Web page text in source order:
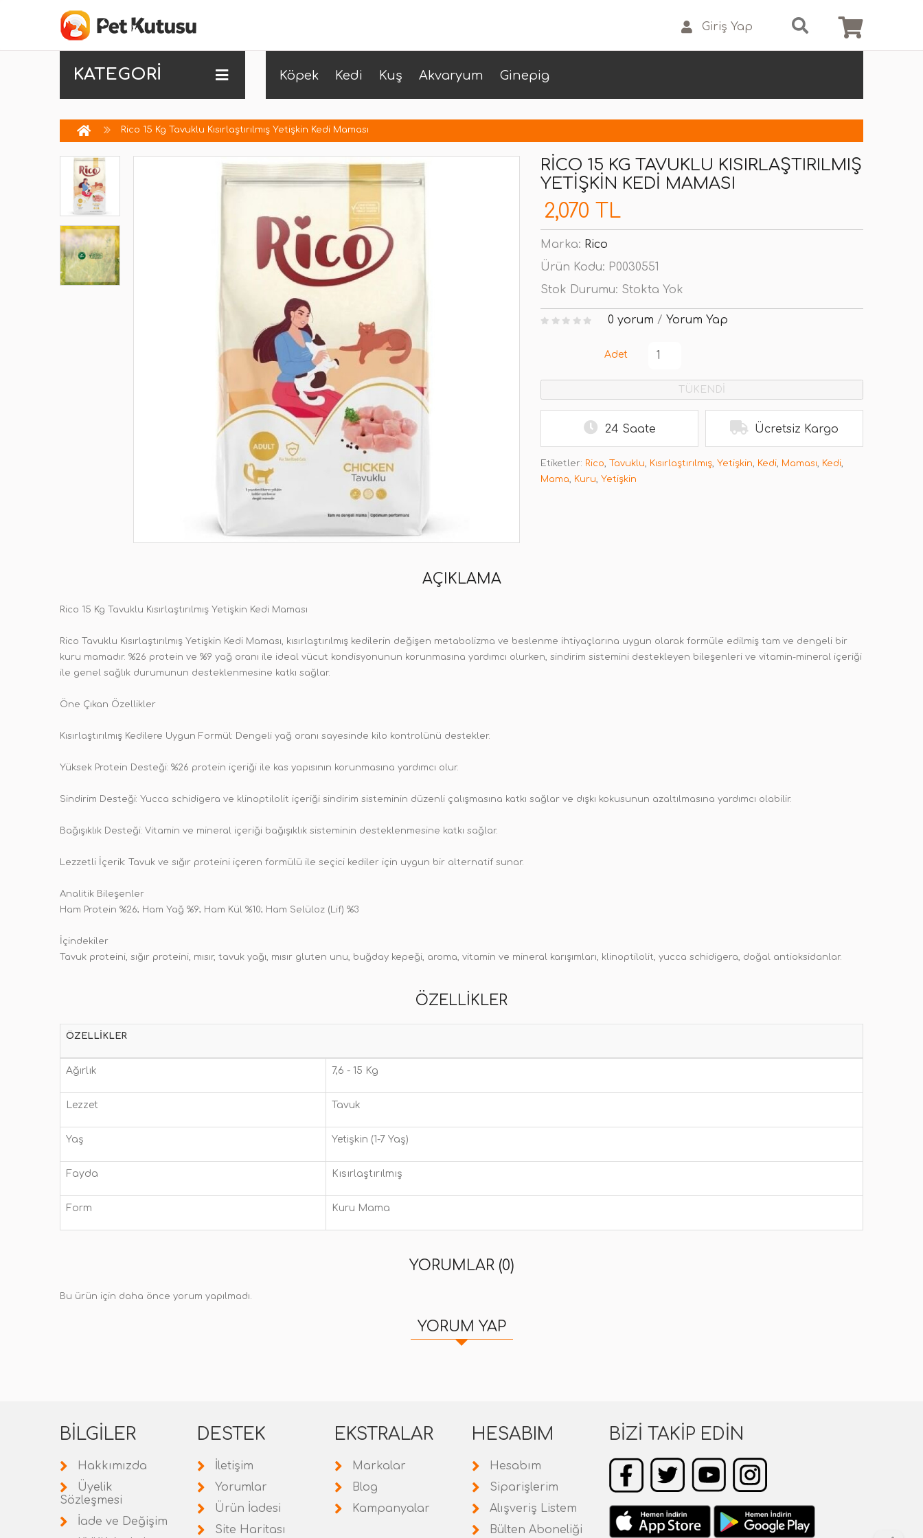
Giriş Yap
KATEGORİ Köpek Kedi Kuş Akvaryum Ginepig
Rico 15 Kg Tavuklu Kısırlaştırılmış Yetişkin Kedi Maması
RICO 15 KG TAVUKLU KISIRLAŞTIRILMIŞ
YETIŞKIN KEDI MAMASI
2,070 TL
Marka: Rico
Ürün Kodu: P0030551
Stok Durumu: Stokta Yok
0 yorum / Yorum Yap
Adet
TÜKENDİ
24 Saate Ücretsiz Kargo
Etiketler: Rico, Tavuklu, Kısırlaştırılmış, Yetişkin, Kedi, Maması, Kedi,
Mama, Kuru, Yetişkin
AÇIKLAMA
Rico 15 Kg Tavuklu Kısırlaştırılmış Yetişkin Kedi Maması
Rico Tavuklu Kısırlaştırılmış Yetişkin Kedi Maması, kısırlaştırılmış kedilerin değişen metabolizma ve beslenme ihtiyaçlarına uygun olarak formüle edilmiş tam ve dengeli bir
kuru mamadır. %26 protein ve %9 yağ oranı ile ideal vücut kondisyonunun korunmasına yardımcı olurken, sindirim sistemini destekleyen bileşenleri ve vitamin-mineral içeriği
ile genel sağlık durumunun desteklenmesine katkı sağlar.
Öne Çıkan Özellikler
Kısırlaştırılmış Kedilere Uygun Formül: Dengeli yağ oranı sayesinde kilo kontrolünü destekler.
Yüksek Protein Desteği: %26 protein içeriği ile kas yapısının korunmasına yardımcı olur.
Sindirim Desteği: Yucca schidigera ve klinoptilolit içeriği sindirim sisteminin düzenli çalışmasına katkı sağlar ve dışkı kokusunun azaltılmasına yardımcı olabilir.
Bağışıklık Desteği: Vitamin ve mineral içeriği bağışıklık sisteminin desteklenmesine katkı sağlar.
Lezzetli İçerik: Tavuk ve sığır proteini içeren formülü ile seçici kediler için uygun bir alternatif sunar.
Analitik Bileşenler
Ham Protein %26; Ham Yağ %9; Ham Kül %10; Ham Selüloz (Lif) %3
İçindekiler
Tavuk proteini, sığır proteini, mısır, tavuk yağı, mısır gluten unu, buğday kepeği, aroma, vitamin ve mineral karışımları, klinoptilolit, yucca schidigera, doğal antioksidanlar.
ÖZELLIKLER
ÖZELLIKLER
Ağırlık 7,6 - 15 Kg
Lezzet Tavuk
Yaş Yetişkin (1-7 Yaş)
Fayda Kısırlaştırılmış
Form Kuru Mama
YORUMLAR (0)
Bu ürün için daha önce yorum yapılmadı.
YORUM YAP
BILGILER
Hakkımızda
Üyelik
Sözleşmesi
İade ve Değişim
DESTEK
İletişim
Yorumlar
Ürün İadesi
Site Haritası
EKSTRALAR
Markalar
Blog
Kampanyalar
HESABIM
Hesabım
Siparişlerim
Alışveriş Listem
Bülten Aboneliği
BIZI TAKIP EDIN